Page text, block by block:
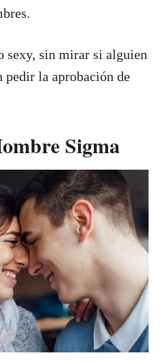
sexy, sin mirar si alguien
pedir la aprobación de
Sigma